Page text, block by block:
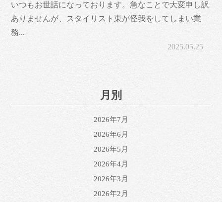
いつもお世話になっております。急なことで大変申し訳
ありませんが、スタイリスト東が怪我をしてしまい業
務...
2025.05.25
月別
2026年7月
2026年6月
2026年5月
2026年4月
2026年3月
2026年2月